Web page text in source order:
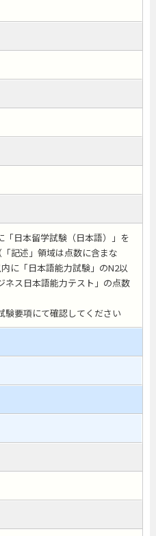
「日本留学試験（日本語）」を
記述」領域は点数に含まな
に「日本語能力試験」のN2以
ネス日本語能力テスト」の点数
要項にて確認してください